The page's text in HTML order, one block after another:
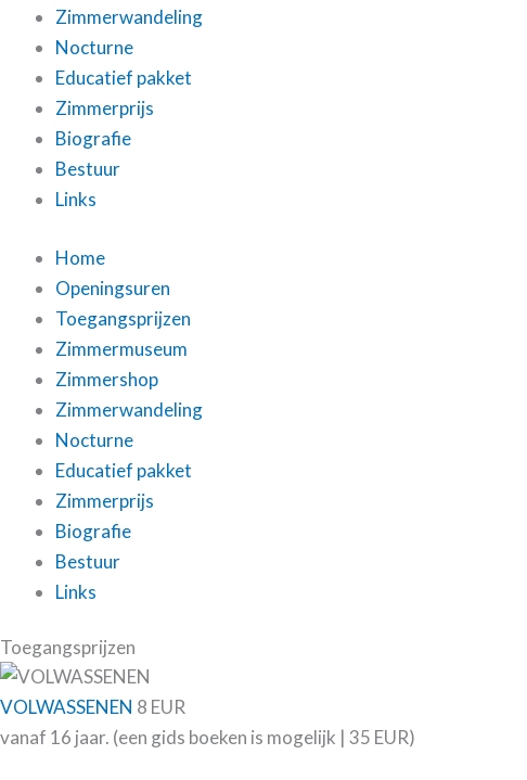
Zimmerwandeling
Nocturne
Educatief pakket
Zimmerprijs
Biografie
Bestuur
Links
Home
Openingsuren
Toegangsprijzen
Zimmermuseum
Zimmershop
Zimmerwandeling
Nocturne
Educatief pakket
Zimmerprijs
Biografie
Bestuur
Links
Toegangsprijzen
VOLWASSENEN 8 EUR
vanaf 16 jaar. (een gids boeken is mogelijk | 35 EUR)